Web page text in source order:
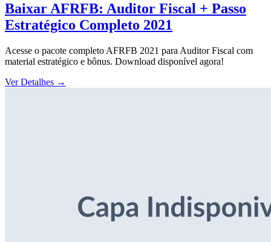
Baixar AFRFB: Auditor Fiscal + Passo
Estratégico Completo 2021
Acesse o pacote completo AFRFB 2021 para Auditor Fiscal com
material estratégico e bônus. Download disponível agora!
Ver Detalhes →